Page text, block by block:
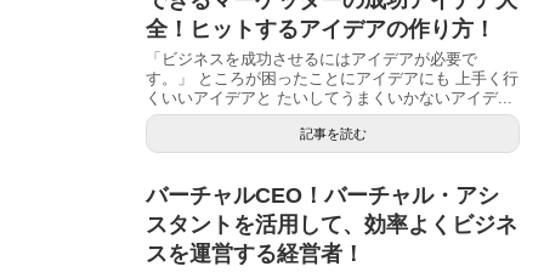
全！ヒットするアイデアの作り方！
「ビジネスを成功させるにはアイデアが必要で
す。」 ところが困ったことにアイデアにも 上手く行
くいいアイデアと たいしてうまくいかないアイデ...
記事を読む
バーチャルCEO！バーチャル・アシ
スタントを活用して、効率よくビジネ
スを運営する経営者！